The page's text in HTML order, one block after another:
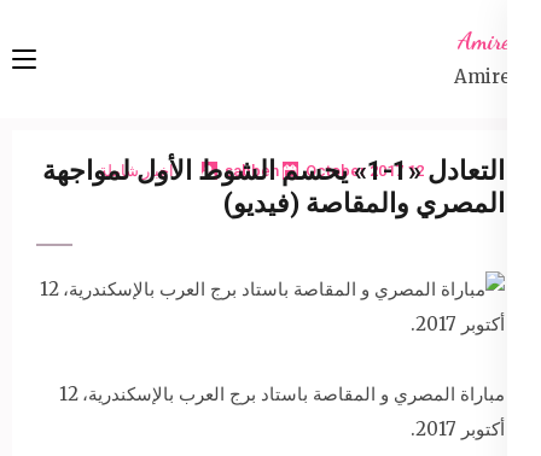
content
Enter)
Amireta
Amireta
12 October 2017
sabbeh اخبار شاملة
التعادل «1-1» يحسم الشوط الأول لمواجهة
المصري والمقاصة (فيديو)
مباراة المصري و المقاصة باستاد برج العرب بالإسكندرية، 12
أكتوبر 2017.